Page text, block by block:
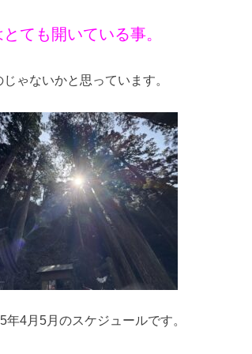
ても開いている事。
ゃないかと思っています。
年4月5月のスケジュールです。